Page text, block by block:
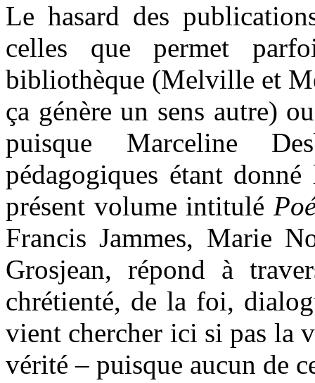
Le hasard des
celles que permet
bibliothèque (Melville et
ça génère un sens autre)
puisque Marceline
pédagogiques étant
présent volume intitulé
Francis Jammes, Marie
Grosjean, répond à
chrétienté, de la foi,
vient chercher ici si pas la
vérité – puisque aucun de